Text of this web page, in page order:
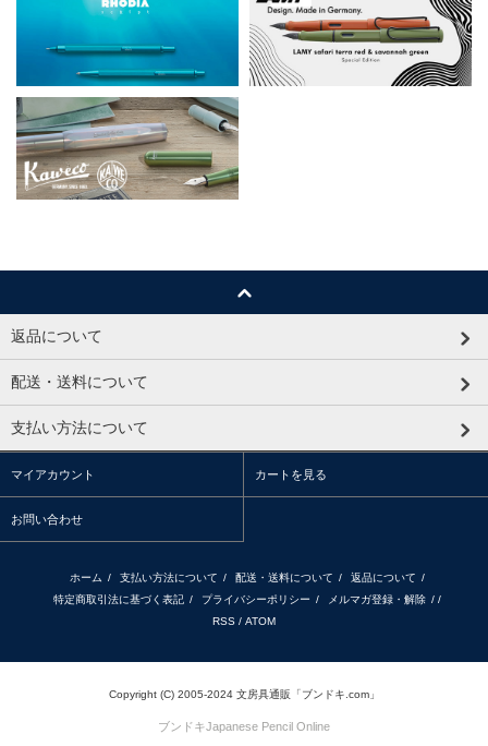
返品について
配送・送料について
支払い方法について
マイアカウント カートを見る
お問い合わせ
ホーム / 支払い方法について / 配送・送料について / 返品について /
特定商取引法に基づく表記 / プライバシーポリシー / メルマガ登録・解除 / /
RSS / ATOM
Copyright (C) 2005-2024 文房具通販「ブンドキ.com」
ブンドキJapanese Pencil Online